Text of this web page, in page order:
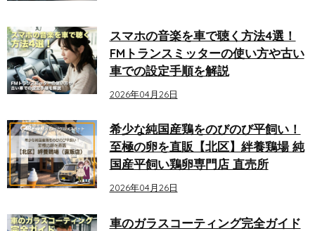
スマホの音楽を車で聴く方法4選！
FMトランスミッターの使い方や古い
車での設定手順を解説
2026年04月26日
希少な純国産鶏をのびのび平飼い！
至極の卵を直販【北区】絆養鶏場 純
国産平飼い鶏卵専門店 直売所
2026年04月26日
車のガラスコーティング完全ガイド